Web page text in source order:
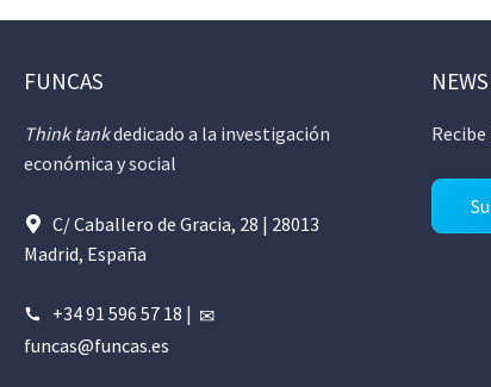
FUNCAS
Think tankdedicado a la investigación
económica y social
C/ Caballero de Gracia, 28 | 28013
Madrid, España
+34 91 596 57 18 |
funcas@funcas.es